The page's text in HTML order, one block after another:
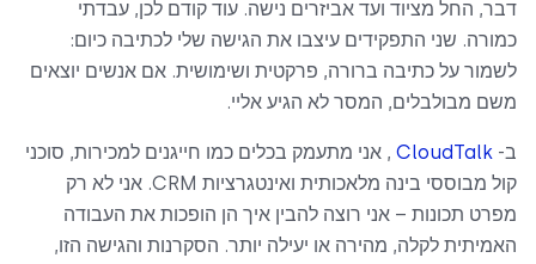
דבר, החל מציוד ועד אביזרים נישה. עוד קודם לכן, עבדתי
כמורה. שני התפקידים עיצבו את הגישה שלי לכתיבה כיום:
לשמור על כתיבה ברורה, פרקטית ושימושית. אם אנשים יוצאים
משם מבולבלים, המסר לא הגיע אליי.
ב- CloudTalk , אני מתעמק בכלים כמו חייגנים למכירות, סוכני
קול מבוססי בינה מלאכותית ואינטגרציות CRM. אני לא רק
מפרט תכונות – אני רוצה להבין איך הן הופכות את העבודה
האמיתית לקלה, מהירה או יעילה יותר. הסקרנות והגישה הזו,